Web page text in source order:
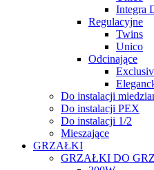
Integra
Regulacyjne
Twins
Unico
Odcinające
Do instalacji
Do instalacji PEX
Do instalacji 1/2
Mieszające
GRZAŁKI
GRZAŁKI DO